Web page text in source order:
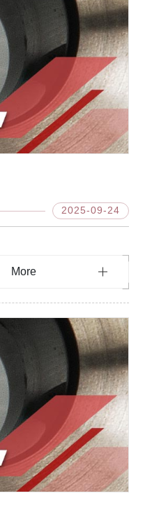
2025-09-24
More